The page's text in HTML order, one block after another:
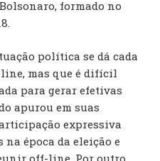
formado no
política se dá cada
mas que é difícil
para gerar efetivas
apurou em suas
expressiva
época da eleição e
off-line. Por outro